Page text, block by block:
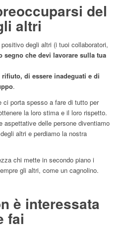
del
altri
degli altri (i tuoi collaboratori,
segno che devi lavorare sulla tua
rifiuto, di essere inadeguati e di
.
ci porta spesso a fare di tutto per
la loro stima e il loro rispetto.
aspettative delle persone diventiamo
altri e perdiamo la nostra
chi mette in secondo piano i
gli altri, come un cagnolino.
è interessata
fai